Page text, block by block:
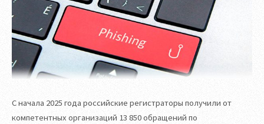
С начала 2025 года российские регистраторы получили от
компетентных организаций 13 850 обращений по